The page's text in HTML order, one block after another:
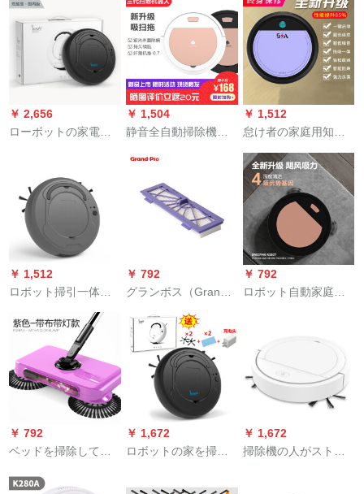
接知能の赠り物の家
庭用扫除ロケック吸
力の强いスモモの灰
を吸込みます。
します。怠け者の掃
除機です。小型家電
掃除機xiaomi小ロッ
ク吸力クラ。国内版
です。
家庭用全自動掃除
機・引張機の怠け者
モ-タがク-ル黒アプレ
ッド（大吸力＋保
証）
￥ 2,656
ローボットの家電を
roborock吸力が強く
て、クールな黒で
す。国内版です。
￥ 1,504
静音全自動掃除機の
ピアノの白を吸い込
みます。
￥ 1,512
怠け者の家庭用知能
除ロボットは全自动
的にモレップの一体
机の三合一扫除机ブ
ルック知能版に送り
ます。
￥ 1,512
ロボット掃引一体機
の超薄知を掃除しま
す。家庭用のテスト
は自動的に行うこと
ができます。
￥ 792
グランボス（Grand-
品フィルド（3つ入
り）を掃除します。
￥ 792
ロボット自動家庭用
USB充電掃除機ブロ
ックを掃除します。
￥ 792
ベッドを掃除してい
あるロボット掃除機
￥ 1,672
ロボットの家を掃除
ベッドを拭いて、三
￥ 1,672
掃除機の人がストフ